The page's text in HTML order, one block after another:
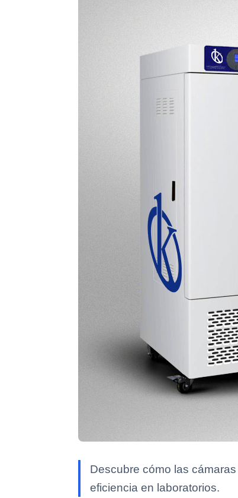
Descubre cómo las
eficiencia en laboratorios.